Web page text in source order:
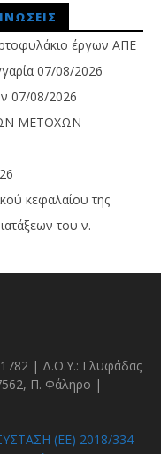
έργων ΑΠΕ
07/08/2026
07/08/2026
ΜΕΤΟΧΩΝ
κεφαλαίου της
του ν.
| Δ.Ο.Υ.: Γλυφάδας
Π. Φάληρο |
(ΕΕ) 2018/334